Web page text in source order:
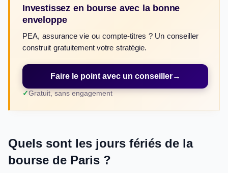
Investissez en bourse avec la bonne
enveloppe
PEA, assurance vie ou compte-titres ? Un conseiller
construit gratuitement votre stratégie.
Faire le point avec un conseiller→
Gratuit, sans engagement
Quels sont les jours fériés de la
bourse de Paris ?